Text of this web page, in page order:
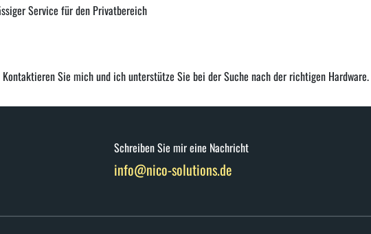
Service für den Privatbereich
Kontaktieren Sie mich und ich unterstütze Sie bei der Suche nach der richtigen Hardware.
Schreiben Sie mir eine Nachricht
info@nico-solutions.de